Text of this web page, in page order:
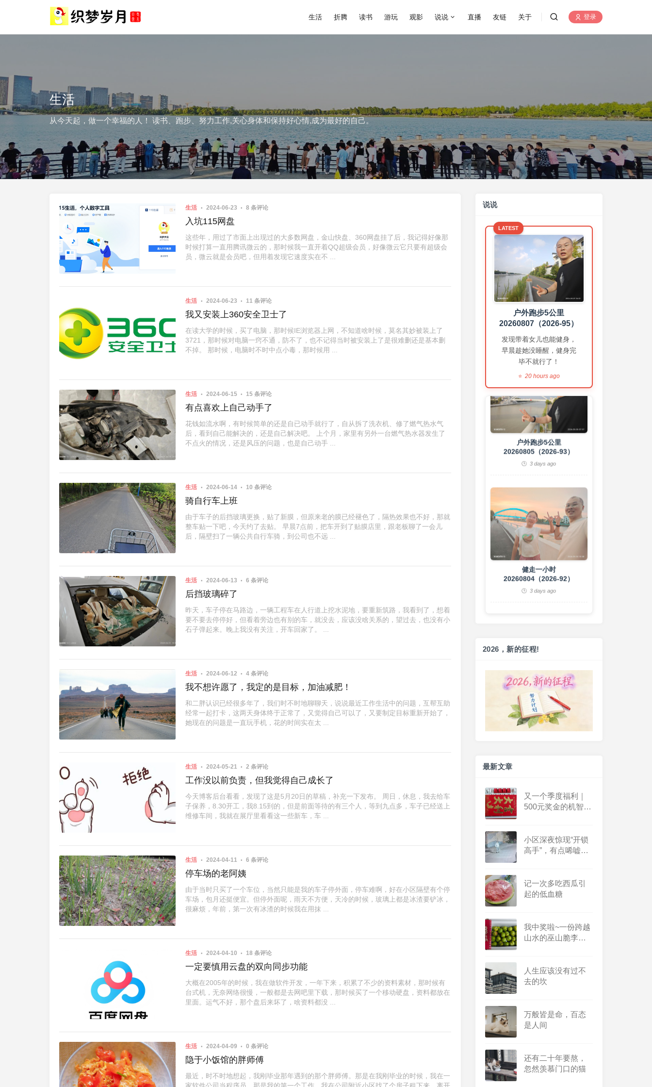
生活 折腾 读书 游玩 观影 说说 直播 友链 关于 登录
生活
从今天起，做一个幸福的人！ 读书、跑步、努力工作,关心身体和保持好心情,成为最好的自己。
生活 2024-06-23 8 条评论
入坑115网盘
这些年，用过了市面上出现过的大多数网盘，金山快盘、360网盘挂了后，我记得好像那
时候打算一直用腾讯微云的，那时候我一直开着QQ超级会员，好像微云它只要有超级会
员，微云就是会员吧，但用着发现它速度实在不 ...
生活 2024-06-23 11 条评论
我又安装上360安全卫士了
在读大学的时候，买了电脑，那时候IE浏览器上网，不知道啥时候，莫名其妙被装上了
3721，那时候对电脑一窍不通，防不了，也不记得当时被安装上了是很难删还是基本删
不掉。 那时候，电脑时不时中点小毒，那时候用 ...
生活 2024-06-15 15 条评论
有点喜欢上自己动手了
花钱如流水啊，有时候简单的还是自已动手就行了，自从拆了洗衣机、修了燃气热水气
后，看到自己能解决的，还是自己解决吧。 上个月，家里有另外一台燃气热水器发生了
不点火的情况，还是风压的问题，也是自己动手 ...
生活 2024-06-14 10 条评论
骑自行车上班
由于车子的后挡玻璃更换，贴了新膜，但原来老的膜已经褪色了，隔热效果也不好，那就
整车贴一下吧，今天约了去贴。 早晨7点前，把车开到了贴膜店里，跟老板聊了一会儿
后，隔壁扫了一辆公共自行车骑，到公司也不远 ...
生活 2024-06-13 6 条评论
后挡玻璃碎了
昨天，车子停在马路边，一辆工程车在人行道上挖水泥地，要重新筑路，我看到了，想着
要不要去停停好，但看着旁边也有别的车，就没去，应该没啥关系的，望过去，也没有小
石子弹起来。晚上我没有关注，开车回家了。 ...
生活 2024-06-12 4 条评论
我不想许愿了，我定的是目标，加油减肥！
和二胖认识已经很多年了，我们时不时地聊聊天，说说最近工作生活中的问题，互帮互助
经常一起打卡，这两天身体终于正常了，又觉得自己可以了，又要制定目标重新开始了，
她现在的问题是一直玩手机，花的时间实在太 ...
生活 2024-05-21 2 条评论
工作没以前负责，但我觉得自己成长了
今天博客后台看看，发现了这是5月20日的草稿，补充一下发布。 周日，休息，我去给车
子保养，8.30开工，我8.15到的，但是前面等待的有三个人，等到九点多，车子已经送上
维修车间，我就在展厅里看看这一些新车，车 ...
生活 2024-04-11 6 条评论
停车场的老阿姨
由于当时只买了一个车位，当然只能是我的车子停外面，停车难啊，好在小区隔壁有个停
车场，包月还挺便宜。但停外面呢，雨天不方便，天冷的时候，玻璃上都是冰渣要铲冰，
很麻烦，年前，第一次有冰渣的时候我在用抹 ...
生活 2024-04-10 18 条评论
一定要慎用云盘的双向同步功能
大概在2005年的时候，我在做软件开发，一年下来，积累了不少的资料素材，那时候有
台式机，无奈网络很慢，一般都是去网吧里下载，那时候买了一个移动硬盘，资料都放在
里面。运气不好，那个盘后来坏了，啥资料都没 ...
生活 2024-04-09 0 条评论
隐于小饭馆的胖师傅
最近，时不时地想起，我刚毕业那年遇到的那个胖师傅。那是在我刚毕业的时候，我在一
说说
LATEST
户外跑步5公里
20260807（2026-95）
发现带着女儿也能健身，
早晨趁她没睡醒，健身完
毕不就行了！
20 hours ago
练胸➕练臂
20260806（2026-94）
上个月我大部分时间都带着女
儿，晚上和女儿一起散步，所
以健身房时间少，这个月加
油！
1 day ago
户外跑步5公里
20260805（2026-93）
3 days ago
健走一小时
20260804（2026-92）
3 days ago
20260803（2026-91）
4 days ago
20260806（2026-94）
上个月我大部分时间都带着女
儿，晚上和女儿一起散步，所
以健身房时间少，这个月加
油！
1 day ago
20260805（2026-93）
3 days ago
2026，新的征程!
最新文章
又一个季度福利｜
500元奖金的机智花
小区深夜惊现“开锁
高手”，有点唏嘘也
记一次多吃西瓜引
起的低血糖
我中奖啦~一份跨越
山水的巫山脆李，
人生应该没有过不
去的坎
万般皆是命，百态
是人间
还有二十年要熬，
忽然羡慕门口的猫